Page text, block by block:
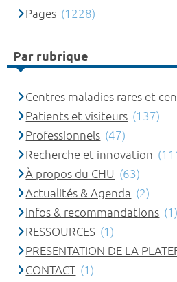
Pages (1228)
Par rubrique
Centres maladies rares et
Patients et visiteurs (137)
Professionnels (47)
Recherche et innovation
À propos du CHU (63)
Actualités & Agenda (2)
Infos & recommandations (1)
RESSOURCES (1)
PRESENTATION DE LA
CONTACT (1)